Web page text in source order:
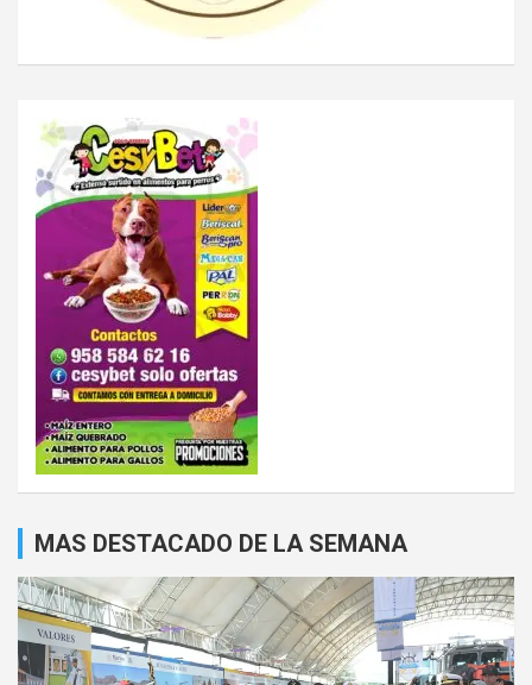
MAS DESTACADO DE LA SEMANA